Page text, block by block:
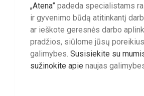
„Atena” padeda specialistams
ir gyvenimo būdą atitinkantį
ar ieškote geresnės darbo
pradžios, siūlome jūsų
galimybes. Susisiekite su
sužinokite apie naujas